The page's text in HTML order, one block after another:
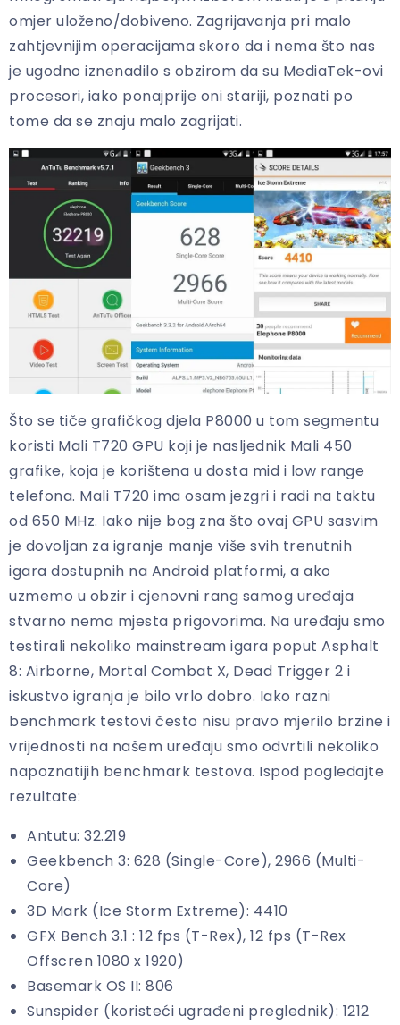
omjer uloženo/dobiveno. Zagrijavanja pri malo
zahtjevnijim operacijama skoro da i nema što nas
je ugodno iznenadilo s obzirom da su MediaTek-ovi
procesori, iako ponajprije oni stariji, poznati po
tome da se znaju malo zagrijati.
Što se tiče grafičkog djela P8000 u tom segmentu
koristi Mali T720 GPU koji je nasljednik Mali 450
grafike, koja je korištena u dosta mid i low range
telefona. Mali T720 ima osam jezgri i radi na taktu
od 650 MHz. Iako nije bog zna što ovaj GPU sasvim
je dovoljan za igranje manje više svih trenutnih
igara dostupnih na Android platformi, a ako
uzmemo u obzir i cjenovni rang samog uređaja
stvarno nema mjesta prigovorima. Na uređaju smo
testirali nekoliko mainstream igara poput Asphalt
8: Airborne, Mortal Combat X, Dead Trigger 2 i
iskustvo igranja je bilo vrlo dobro. Iako razni
benchmark testovi često nisu pravo mjerilo brzine i
vrijednosti na našem uređaju smo odvrtili nekoliko
napoznatijih benchmark testova. Ispod pogledajte
rezultate:
Antutu: 32.219
Geekbench 3: 628 (Single-Core), 2966 (Multi-
Core)
3D Mark (Ice Storm Extreme): 4410
GFX Bench 3.1 : 12 fps (T-Rex), 12 fps (T-Rex
Offscren 1080 x 1920)
Basemark OS II: 806
Sunspider (koristeći ugrađeni preglednik): 1212